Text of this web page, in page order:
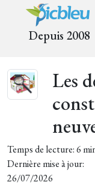
Depuis 2008
Les
Temps de lecture: 6
Dernière mise à jour:
26/07/2026